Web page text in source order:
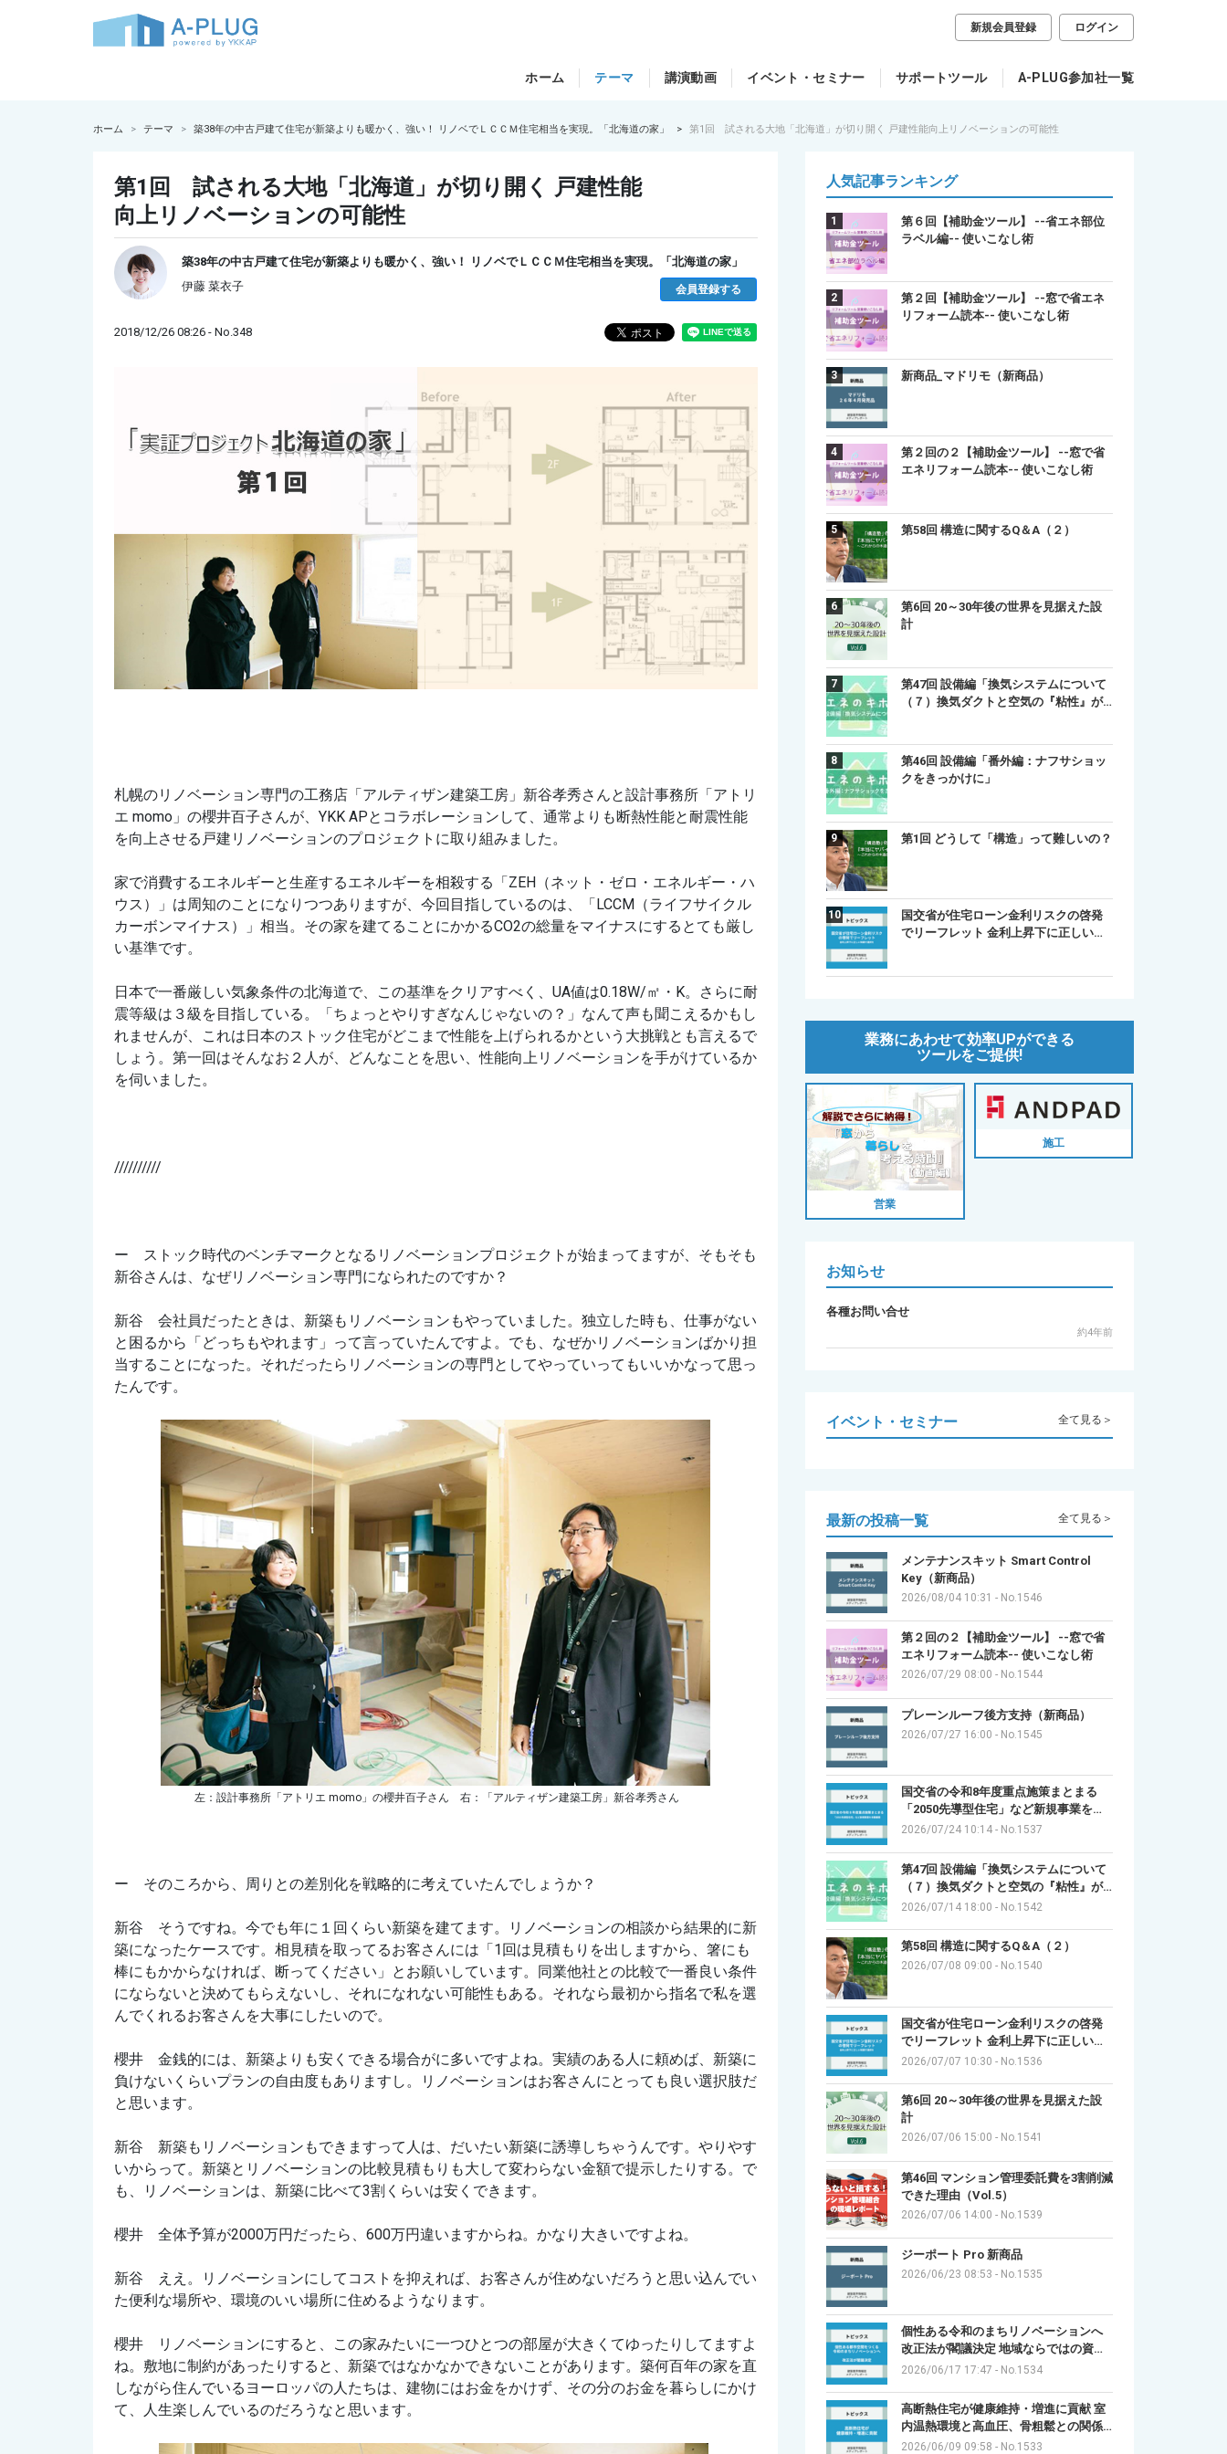
新規会員登録 ログイン
ホーム テーマ 講演動画 イベント・セミナー サポートツール A-PLUG参加社一覧
ホーム テーマ 築38年の中古戸建て住宅が新築よりも暖かく、強い！ リノベでＬＣＣＭ住宅相当を実現。「北海道の家」 第1回 試される大地「北海道」が切り開く 戸建性能向上リノベーションの可能性
第1回 試される大地「北海道」が切り開く 戸建性能
向上リノベーションの可能性
築38年の中古戸建て住宅が新築よりも暖かく、強い！ リノベでＬＣＣＭ住宅相当を実現。「北海道の家」
伊藤 菜衣子
会員登録する
2018/12/26 08:26 - No.348
札幌のリノベーション専門の工務店「アルティザン建築工房」新谷孝秀さんと設計事務所「アトリ
エ momo」の櫻井百子さんが、YKK APとコラボレーションして、通常よりも断熱性能と耐震性能
を向上させる戸建リノベーションのプロジェクトに取り組みました。
家で消費するエネルギーと生産するエネルギーを相殺する「ZEH（ネット・ゼロ・エネルギー・ハ
ウス）」は周知のことになりつつありますが、今回目指しているのは、「LCCM（ライフサイクル
カーボンマイナス）」相当。その家を建てることにかかるCO2の総量をマイナスにするとても厳し
い基準です。
日本で一番厳しい気象条件の北海道で、この基準をクリアすべく、UA値は0.18W/㎡・K。さらに耐
震等級は３級を目指している。「ちょっとやりすぎなんじゃないの？」なんて声も聞こえるかもし
れませんが、これは日本のストック住宅がどこまで性能を上げられるかという大挑戦とも言えるで
しょう。第一回はそんなお２人が、どんなことを思い、性能向上リノベーションを手がけているか
を伺いました。
//////////
ー ストック時代のベンチマークとなるリノベーションプロジェクトが始まってますが、そもそも
新谷さんは、なぜリノベーション専門になられたのですか？
新谷 会社員だったときは、新築もリノベーションもやっていました。独立した時も、仕事がない
と困るから「どっちもやれます」って言っていたんですよ。でも、なぜかリノベーションばかり担
当することになった。それだったらリノベーションの専門としてやっていってもいいかなって思っ
たんです。
左：設計事務所「アトリエ momo」の櫻井百子さん 右：「アルティザン建築工房」新谷孝秀さん
ー そのころから、周りとの差別化を戦略的に考えていたんでしょうか？
新谷 そうですね。今でも年に１回くらい新築を建てます。リノベーションの相談から結果的に新
築になったケースです。相見積を取ってるお客さんには「1回は見積もりを出しますから、箸にも
棒にもかからなければ、断ってください」とお願いしています。同業他社との比較で一番良い条件
にならないと決めてもらえないし、それになれない可能性もある。それなら最初から指名で私を選
んでくれるお客さんを大事にしたいので。
櫻井 金銭的には、新築よりも安くできる場合がに多いですよね。実績のある人に頼めば、新築に
負けないくらいプランの自由度もありますし。リノベーションはお客さんにとっても良い選択肢だ
と思います。
新谷 新築もリノベーションもできますって人は、だいたい新築に誘導しちゃうんです。やりやす
いからって。新築とリノベーションの比較見積もりも大して変わらない金額で提示したりする。で
も、リノベーションは、新築に比べて3割くらいは安くできます。
櫻井 全体予算が2000万円だったら、600万円違いますからね。かなり大きいですよね。
新谷 ええ。リノベーションにしてコストを抑えれば、お客さんが住めないだろうと思い込んでい
た便利な場所や、環境のいい場所に住めるようなります。
櫻井 リノベーションにすると、この家みたいに一つひとつの部屋が大きくてゆったりしてますよ
ね。敷地に制約があったりすると、新築ではなかなかできないことがあります。築何百年の家を直
しながら住んでいるヨーロッパの人たちは、建物にはお金をかけず、その分のお金を暮らしにかけ
て、人生楽しんでいるのだろうなと思います。
人気記事ランキング
第６回【補助金ツール】 --省エネ部位
ラベル編-- 使いこなし術
第２回【補助金ツール】 --窓で省エネ
リフォーム読本-- 使いこなし術
新商品_マドリモ（新商品）
第２回の２【補助金ツール】 --窓で省
エネリフォーム読本-- 使いこなし術
第58回 構造に関するQ＆A（２）
第6回 20～30年後の世界を見据えた設
計
第47回 設備編「換気システムについて
（７）換気ダクトと空気の『粘性』が…
第46回 設備編「番外編：ナフサショッ
クをきっかけに」
第1回 どうして「構造」って難しいの？
国交省が住宅ローン金利リスクの啓発
でリーフレット 金利上昇下に正しい…
業務にあわせて効率UPができる
ツールをご提供!
営業
施工
お知らせ
各種お問い合せ
約4年前
イベント・セミナー 全て見る＞
最新の投稿一覧 全て見る＞
メンテナンスキット Smart Control
Key（新商品）
2026/08/04 10:31 - No.1546
第２回の２【補助金ツール】 --窓で省
エネリフォーム読本-- 使いこなし術
2026/07/29 08:00 - No.1544
プレーンルーフ後方支持（新商品）
2026/07/27 16:00 - No.1545
国交省の令和8年度重点施策まとまる
「2050先導型住宅」など新規事業を…
2026/07/24 10:14- No.1537
第47回 設備編「換気システムについて
（７）換気ダクトと空気の『粘性』が…
2026/07/14 18:00 - No.1542
第58回 構造に関するQ＆A（２）
2026/07/08 09:00 - No.1540
国交省が住宅ローン金利リスクの啓発
でリーフレット 金利上昇下に正しい…
2026/07/07 10:30 - No.1536
第6回 20～30年後の世界を見据えた設
計
2026/07/06 15:00 - No.1541
第46回 マンション管理委託費を3割削減
できた理由（Vol.5）
2026/07/06 14:00 - No.1539
ジーポート Pro 新商品
2026/06/23 08:53 - No.1535
個性ある令和のまちリノベーションへ
改正法が閣議決定 地域ならではの資…
2026/06/17 17:47 - No.1534
高断熱住宅が健康維持・増進に貢献 室
内温熱環境と高血圧、骨粗鬆との関係…
2026/06/09 09:58 - No.1533